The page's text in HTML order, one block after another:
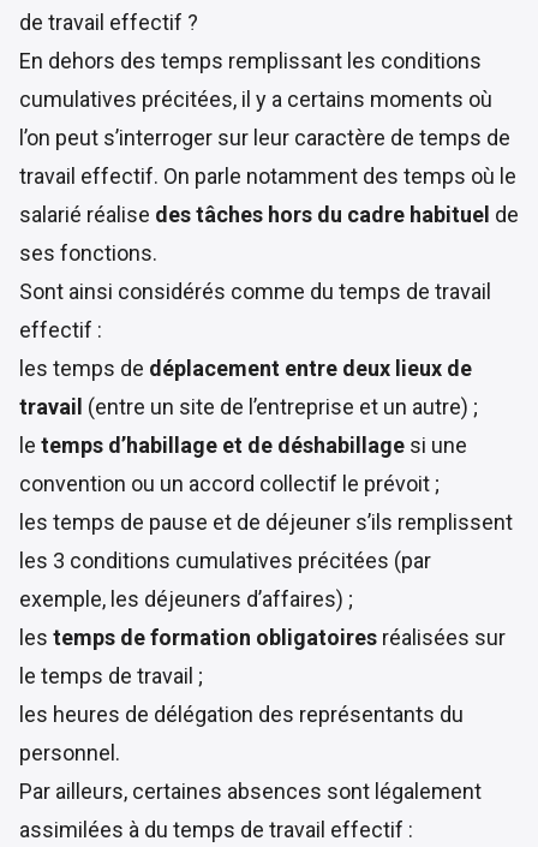
de travail effectif ?
En dehors des temps remplissant les conditions
cumulatives précitées, il y a certains moments où
l’on peut s’interroger sur leur caractère de temps de
travail effectif. On parle notamment des temps où le
salarié réalise des tâches hors du cadre habituel de
ses fonctions.
Sont ainsi considérés comme du temps de travail
effectif :
les temps de déplacement entre deux lieux de
travail (entre un site de l’entreprise et un autre) ;
le temps d’habillage et de déshabillage si une
convention ou un accord collectif le prévoit ;
les temps de pause et de déjeuner s’ils remplissent
les 3 conditions cumulatives précitées (par
exemple, les déjeuners d’affaires) ;
les temps de formation obligatoires réalisées sur
le temps de travail ;
les heures de délégation des représentants du
personnel.
Par ailleurs, certaines absences sont légalement
assimilées à du temps de travail effectif :